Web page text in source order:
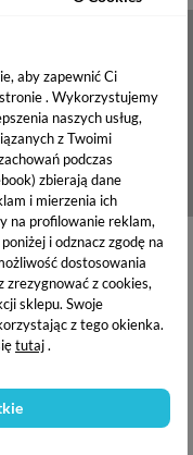
aby zapewnić Ci
. Wykorzystujemy
naszych usług,
z Twoimi
podczas
zbierają dane
i mierzenia ich
na profilowanie reklam,
i odznacz zgodę na
dostosowania
zrezygnować z cookies,
sklepu. Swoje
z tego okienka.
tutaj.
Zapisz się